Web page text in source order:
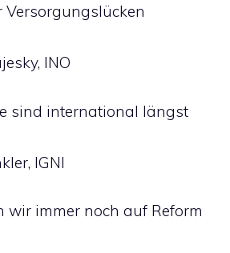
INO
sind international längst
IGNI
wir immer noch auf Reform